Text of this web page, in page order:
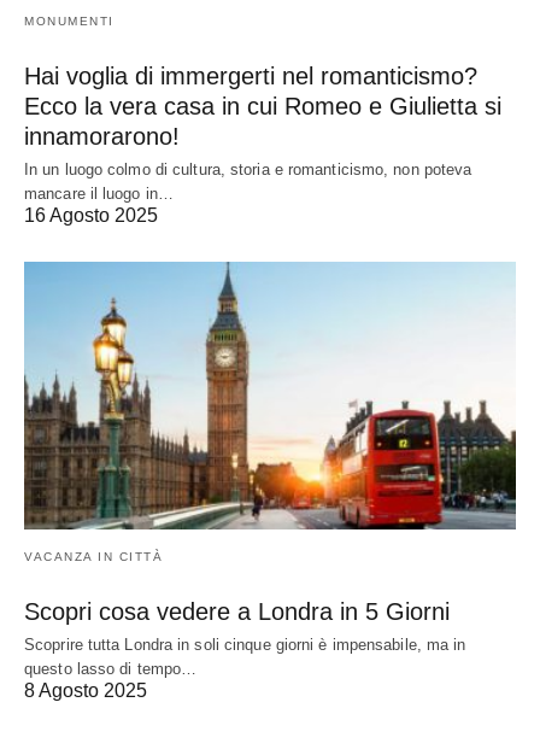
MONUMENTI
Hai voglia di immergerti nel romanticismo?
Ecco la vera casa in cui Romeo e Giulietta si
innamorarono!
In un luogo colmo di cultura, storia e romanticismo, non poteva
mancare il luogo in…
16 Agosto 2025
VACANZA IN CITTÀ
Scopri cosa vedere a Londra in 5 Giorni
Scoprire tutta Londra in soli cinque giorni è impensabile, ma in
questo lasso di tempo…
8 Agosto 2025